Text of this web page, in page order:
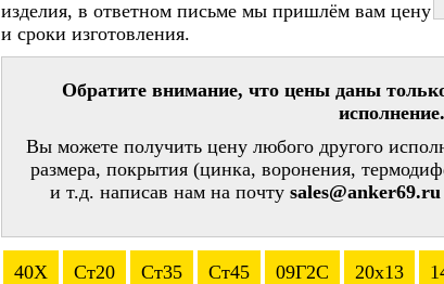
изделия, в ответном письме мы пришлём вам цену
и сроки изготовления.
Обратите внимание, что цены даны
исполнение.
Вы можете получить цену любого другого
размера, покрытия (цинка, воронения,
и т.д. написав нам на почту sales@anker69.ru
40Х Ст20 Ст35 Ст45 09Г2С 20х13